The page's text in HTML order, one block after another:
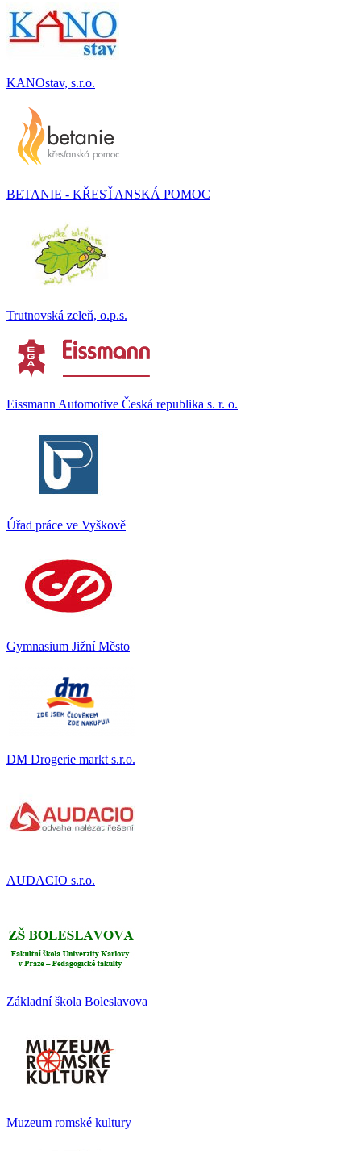
KANOstav, s.r.o.
BETANIE - KŘESŤANSKÁ POMOC
Trutnovská zeleň, o.p.s.
Eissmann Automotive Česká republika s. r. o.
Úřad práce ve Vyškově
Gymnasium Jižní Město
DM Drogerie markt s.r.o.
AUDACIO s.r.o.
Základní škola Boleslavova
Muzeum romské kultury